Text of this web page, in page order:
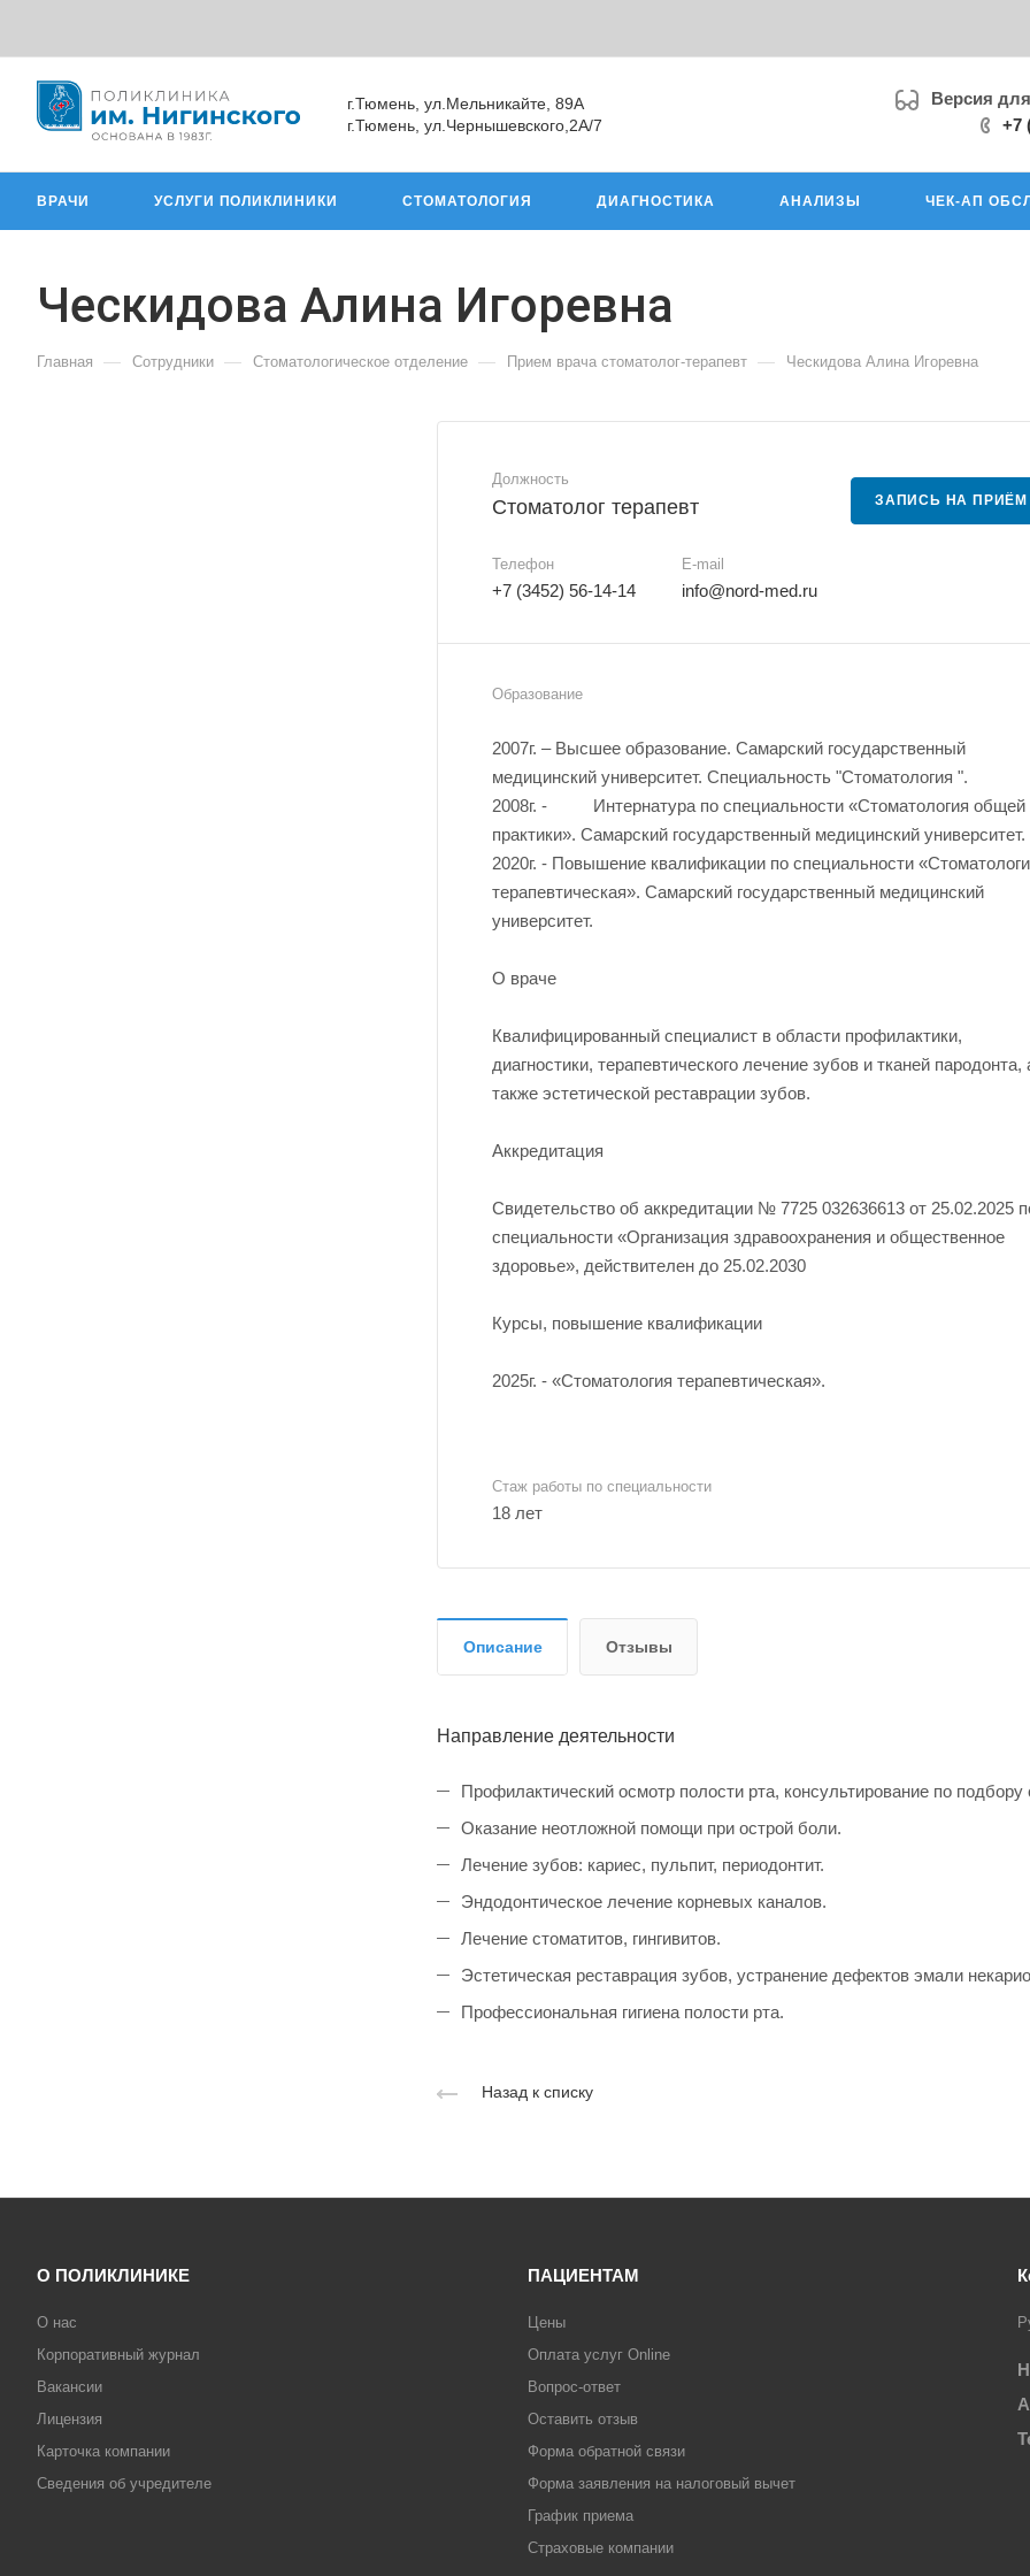
г.Тюмень, ул.Мельникайте, 89А
г.Тюмень, ул.Чернышевского,2А/7
Версия
+7
ВРАЧИ УСЛУГИ ПОЛИКЛИНИКИ СТОМАТОЛОГИЯ ДИАГНОСТИКА АНАЛИЗЫ ЧЕК-АП
Ческидова Алина Игоревна
Главная — Сотрудники — Стоматологическое отделение — Прием врача стоматолог-терапевт — Ческидова Алина Игоревна
Должность
Стоматолог терапевт ЗАПИСЬ НА ПРИЁМ
Телефон
+7 (3452) 56-14-14
E-mail
info@nord-med.ru
Образование
2007г. – Высшее образование. Самарский государственный
медицинский университет. Специальность "Стоматология ".
2008г. - Интернатура по специальности «Стоматология общей
практики». Самарский государственный медицинский университет.
2020г. - Повышение квалификации по специальности
терапевтическая». Самарский государственный медицинский
университет.
О враче
Квалифицированный специалист в области профилактики,
диагностики, терапевтического лечение зубов и тканей пародонта,
также эстетической реставрации зубов.
Аккредитация
Свидетельство об аккредитации № 7725 032636613 от 25.02.2025
специальности «Организация здравоохранения и общественное
здоровье», действителен до 25.02.2030
Курсы, повышение квалификации
2025г. - «Стоматология терапевтическая».
Стаж работы по специальности
18 лет
Описание Отзывы
Направление деятельности
Профилактический осмотр полости рта, консультирование по
Оказание неотложной помощи при острой боли.
Лечение зубов: кариес, пульпит, периодонтит.
Эндодонтическое лечение корневых каналов.
Лечение стоматитов, гингивитов.
Эстетическая реставрация зубов, устранение дефектов эмали
Профессиональная гигиена полости рта.
Назад к списку
О ПОЛИКЛИНИКЕ
О нас
Корпоративный журнал
Вакансии
Лицензия
Карточка компании
Сведения об учредителе
ПАЦИЕНТАМ
Цены
Оплата услуг Online
Вопрос-ответ
Оставить отзыв
Форма обратной связи
Форма заявления на налоговый вычет
График приема
Страховые компании